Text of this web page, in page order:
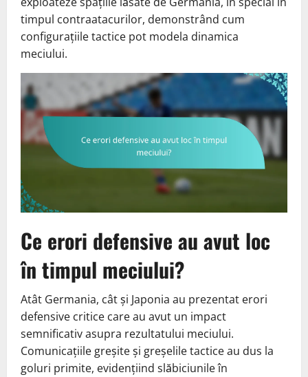
timpul contraatacurilor, demonstrând cum
configurațiile tactice pot modela dinamica
meciului.
Ce erori defensive au avut loc
în timpul meciului?
Atât Germania, cât și Japonia au prezentat erori
defensive critice care au avut un impact
semnificativ asupra rezultatului meciului.
Comunicațiile greșite și greșelile tactice au dus la
goluri primite, evidențiind slăbiciunile în